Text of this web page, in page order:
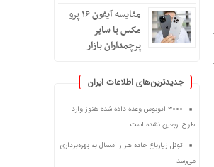
مقایسه آیفون ۱۶ پرو
مکس با سایر
پرچمداران بازار
جدیدترین‌های اطلاعات ایران
۳۰۰۰ اتوبوس وعده داده شده هنوز وارد
طرح اربعین نشده است
تونل زیارباغ جاده هراز امسال به بهره‌برداری
می‌رسد